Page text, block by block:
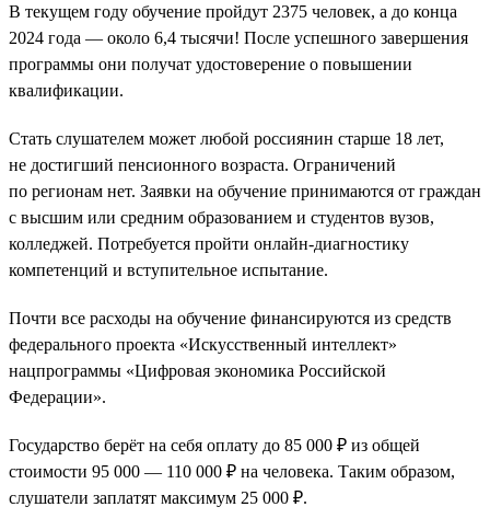
В текущем году обучение пройдут 2375 человек, а до конца
2024 года — около 6,4 тысячи! После успешного завершения
программы они получат удостоверение о повышении
квалификации.
Стать слушателем может любой россиянин старше 18 лет,
не достигший пенсионного возраста. Ограничений
по регионам нет. Заявки на обучение принимаются от граждан
с высшим или средним образованием и студентов вузов,
колледжей. Потребуется пройти онлайн-диагностику
компетенций и вступительное испытание.
Почти все расходы на обучение финансируются из средств
федерального проекта «Искусственный интеллект»
нацпрограммы «Цифровая экономика Российской
Федерации».
Государство берёт на себя оплату до 85 000 ₽ из общей
стоимости 95 000 — 110 000 ₽ на человека. Таким образом,
слушатели заплатят максимум 25 000 ₽.